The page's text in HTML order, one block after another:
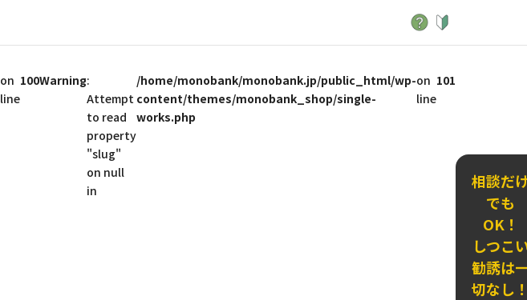
on
line
100Warning:
Attempt
to read
property
"slug"
on null
in
/home/monobank/monobank.jp/public_html/wp-
content/themes/monobank_shop/single-
works.php
on
line
101
相談だ
でも
OK！
しつこ
勧誘は
切なし